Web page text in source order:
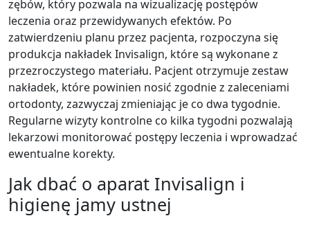
zębów, który pozwala na wizualizację postępów
leczenia oraz przewidywanych efektów. Po
zatwierdzeniu planu przez pacjenta, rozpoczyna się
produkcja nakładek Invisalign, które są wykonane z
przezroczystego materiału. Pacjent otrzymuje zestaw
nakładek, które powinien nosić zgodnie z zaleceniami
ortodonty, zazwyczaj zmieniając je co dwa tygodnie.
Regularne wizyty kontrolne co kilka tygodni pozwalają
lekarzowi monitorować postępy leczenia i wprowadzać
ewentualne korekty.
Jak dbać o aparat Invisalign i
higienę jamy ustnej